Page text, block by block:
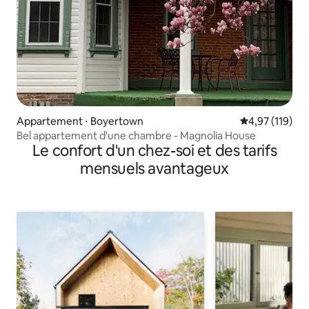
Appartement ⋅ Boyertown Évaluation
4,97 (119)
Bel appartement d'une chambre - Magnolia House
Le confort d'un chez-soi et des tarifs
mensuels avantageux